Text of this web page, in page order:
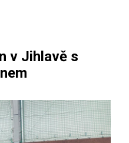
v Jihlavě s